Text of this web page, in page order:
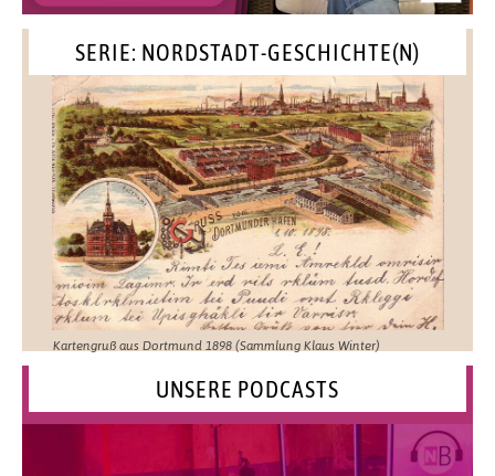
SERIE: NORDSTADT-GESCHICHTE(N)
Kartengruß aus Dortmund 1898 (Sammlung Klaus Winter)
UNSERE PODCASTS